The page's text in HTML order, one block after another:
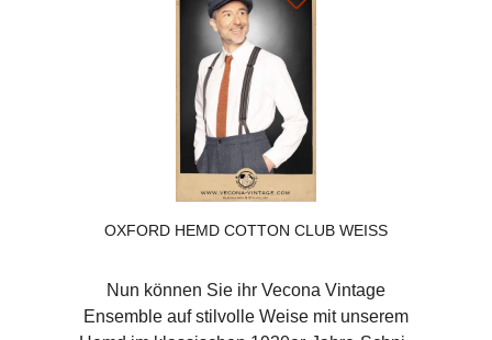
kombinieren das klassische braun mit
unseren Modellen CASABLANCA oder
SWING-OUT in dunkelblau. Farbe:
Karamellbraun Material:Hochwertige
Baumwollgabardine "Made in Germany"
100% Baumwolle
OXFORD HEMD COTTON CLUB WEISS
Nun können Sie ihr Vecona Vintage
Ensemble auf stilvolle Weise mit unserem